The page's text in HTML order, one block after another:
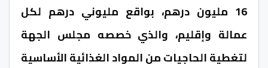
16 مليون درهم، بواقع مليوني درهم لكل
عمالة وإقليم، والذي خصصه مجلس الجهة
لتغطية الحاجيات من المواد الغذائية الأساسية